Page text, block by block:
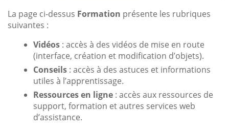
La page ci-dessus Formation présente les rubriques
suivantes :
Vidéos : accès à des vidéos de mise en route
(interface, création et modification d’objets).
Conseils : accès à des astuces et informations
utiles à l’apprentissage.
Ressources en ligne : accès aux ressources de
support, formation et autres services web
d’assistance.